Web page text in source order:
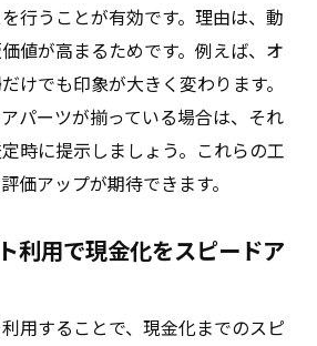
行うことが有効です。理由は、動
値が高まるためです。例えば、オ
けでも印象が大きく変わります。
パーツが揃っている場合は、それ
時に提示しましょう。これらの工
価アップが期待できます。
利用で現金化をスピードア
用することで、現金化までのスピ